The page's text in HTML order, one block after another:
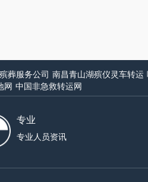
葬服务公司 南昌青山湖殡仪灵车转运
网 中国非急救转运网
专业
专业人员资讯